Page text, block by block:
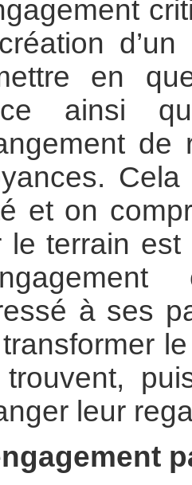
en
ainsi
de
et on
le terrain
à ses
leur